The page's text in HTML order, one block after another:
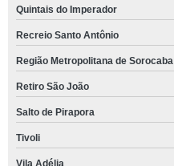
Quintais do Imperador
Recreio Santo Antônio
Região Metropolitana de Sorocaba
Retiro São João
Salto de Pirapora
Tivoli
Vila Adélia